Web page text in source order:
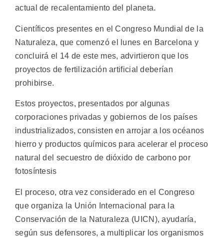
actual de recalentamiento del planeta.
Científicos presentes en el Congreso Mundial de la
Naturaleza, que comenzó el lunes en Barcelona y
concluirá el 14 de este mes, advirtieron que los
proyectos de fertilización artificial deberían
prohibirse.
Estos proyectos, presentados por algunas
corporaciones privadas y gobiernos de los países
industrializados, consisten en arrojar a los océanos
hierro y productos químicos para acelerar el proceso
natural del secuestro de dióxido de carbono por
fotosíntesis
El proceso, otra vez considerado en el Congreso
que organiza la Unión Internacional para la
Conservación de la Naturaleza (UICN), ayudaría,
según sus defensores, a multiplicar los organismos